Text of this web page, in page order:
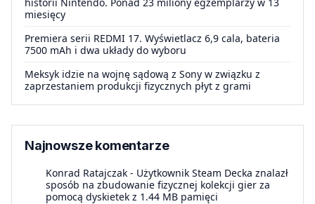
miesięcy
Premiera serii REDMI 17. Wyświetlacz 6,9 cala, bateria
7500 mAh i dwa układy do wyboru
Meksyk idzie na wojnę sądową z Sony w związku z
zaprzestaniem produkcji fizycznych płyt z grami
Najnowsze komentarze
Konrad Ratajczak - Użytkownik Steam Decka znalazł
sposób na zbudowanie fizycznej kolekcji gier za
pomocą dyskietek z 1.44 MB pamięci